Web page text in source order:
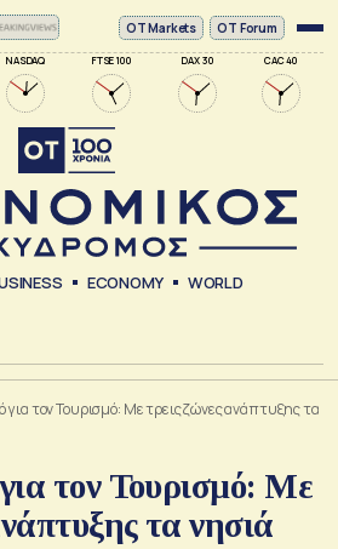
NASDAQ FTSE 100 DAX 30 CAC 40
ΟΤ Markets OT Forum
ECONOMY WORLD
για τον Τουρισμό: Με τρεις ζώνες ανάπτυξης τα
τον Τουρισμό: Με
τα νησιά